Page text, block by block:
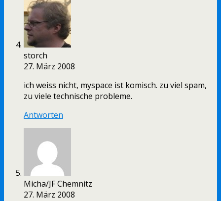
storch
27. März 2008
ich weiss nicht, myspace ist komisch. zu viel spam,
zu viele technische probleme.
Antworten
Micha/JF Chemnitz
27. März 2008